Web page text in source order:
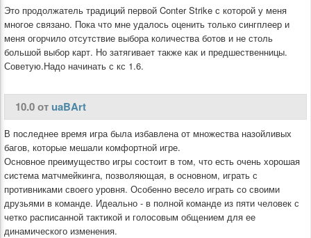
Это продолжатель традиций первой Conter Strike с которой у меня
многое связано. Пока что мне удалось оценить только сингплеер и
меня огорчило отсутствие выбора количества ботов и не столь
большой выбор карт. Но затягивает также как и предшественницы.
Советую.Надо начинать с кс 1.6.
10.0 от uaBArt
В последнее время игра была избавлена от множества назойливых
багов, которые мешали комфортной игре.
Основное преимущество игры состоит в том, что есть очень хорошая
система матчмейкинга, позволяющая, в основном, играть с
противниками своего уровня. Особенно весело играть со своими
друзьями в команде. Идеально - в полной команде из пяти человек с
четко расписанной тактикой и голосовым общением для ее
динамического изменения.